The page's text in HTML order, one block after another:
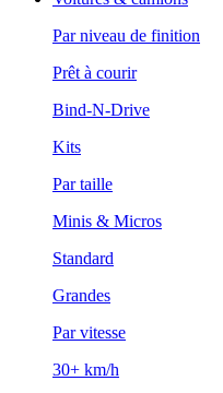
Par niveau de finition
Prêt à courir
Bind-N-Drive
Kits
Par taille
Minis & Micros
Standard
Grandes
Par vitesse
30+ km/h